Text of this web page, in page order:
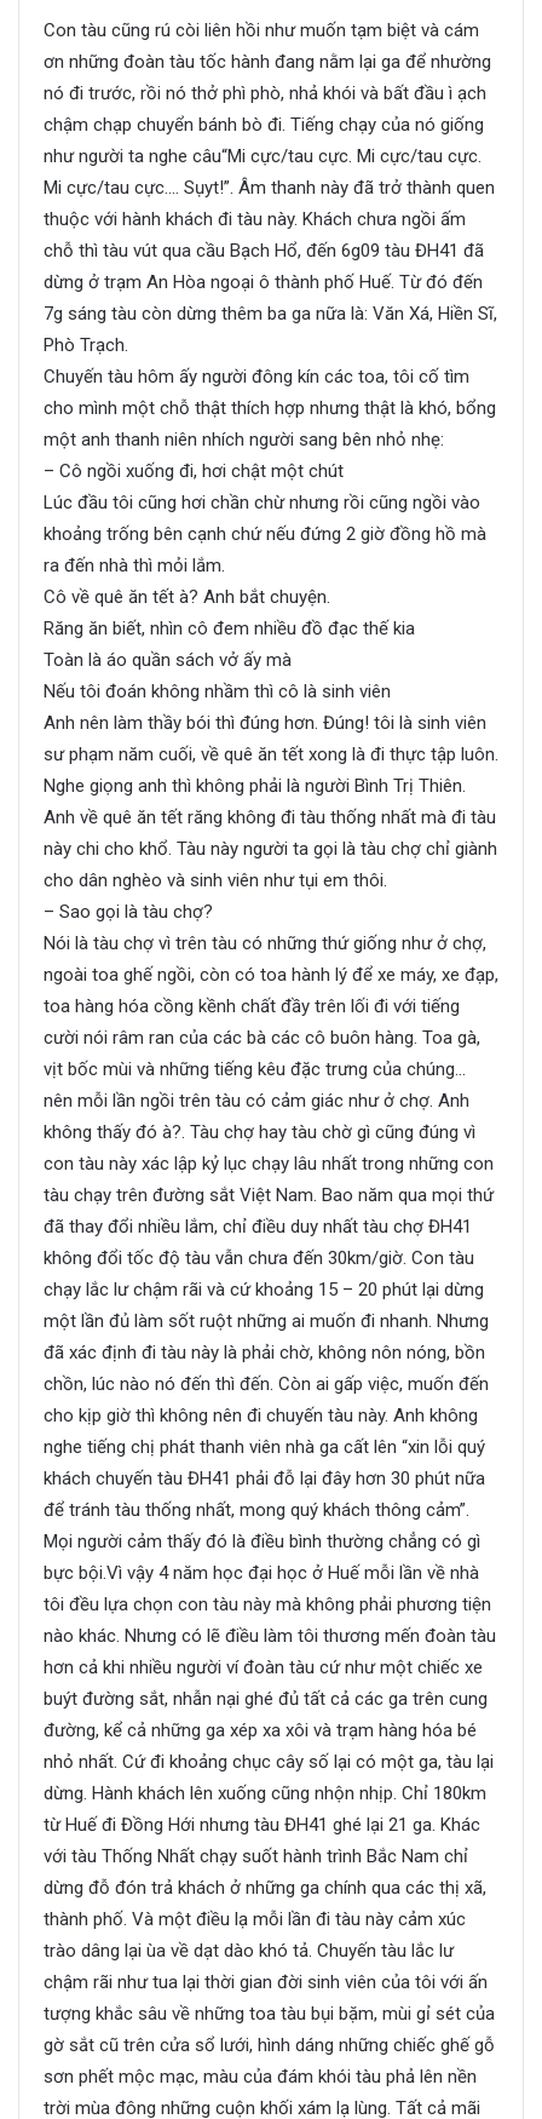
Con tàu cũng rú còi liên hồi như muốn tạm biệt và cám
ơn những đoàn tàu tốc hành đang nằm lại ga để nhường
nó đi trước, rồi nó thở phì phò, nhả khói và bất đầu ì ạch
chậm chạp chuyển bánh bò đi. Tiếng chạy của nó giống
như người ta nghe câu“Mi cực/tau cực. Mi cực/tau cực.
Mi cực/tau cực…. Sụyt!”. Âm thanh này đã trở thành quen
thuộc với hành khách đi tàu này. Khách chưa ngồi ấm
chỗ thì tàu vút qua cầu Bạch Hổ, đến 6g09 tàu ĐH41 đã
dừng ở trạm An Hòa ngoại ô thành phố Huế. Từ đó đến
7g sáng tàu còn dừng thêm ba ga nữa là: Văn Xá, Hiền Sĩ,
Phò Trạch.
Chuyến tàu hôm ấy người đông kín các toa, tôi cố tìm
cho mình một chỗ thật thích hợp nhưng thật là khó, bổng
một anh thanh niên nhích người sang bên nhỏ nhẹ:
– Cô ngồi xuống đi, hơi chật một chút
Lúc đầu tôi cũng hơi chần chừ nhưng rồi cũng ngồi vào
khoảng trống bên cạnh chứ nếu đứng 2 giờ đồng hồ mà
ra đến nhà thì mỏi lắm.
Cô về quê ăn tết à? Anh bắt chuyện.
Răng ăn biết, nhìn cô đem nhiều đồ đạc thế kia
Toàn là áo quần sách vở ấy mà
Nếu tôi đoán không nhầm thì cô là sinh viên
Anh nên làm thầy bói thì đúng hơn. Đúng! tôi là sinh viên
sư phạm năm cuối, về quê ăn tết xong là đi thực tập luôn.
Nghe giọng anh thì không phải là người Bình Trị Thiên.
Anh về quê ăn tết răng không đi tàu thống nhất mà đi tàu
này chi cho khổ. Tàu này người ta gọi là tàu chợ chỉ giành
cho dân nghèo và sinh viên như tụi em thôi.
– Sao gọi là tàu chợ?
Nói là tàu chợ vì trên tàu có những thứ giống như ở chợ,
ngoài toa ghế ngồi, còn có toa hành lý để xe máy, xe đạp,
toa hàng hóa cồng kềnh chất đầy trên lối đi với tiếng
cười nói râm ran của các bà các cô buôn hàng. Toa gà,
vịt bốc mùi và những tiếng kêu đặc trưng của chúng…
nên mỗi lần ngồi trên tàu có cảm giác như ở chợ. Anh
không thấy đó à?. Tàu chợ hay tàu chờ gì cũng đúng vì
con tàu này xác lập kỷ lục chạy lâu nhất trong những con
tàu chạy trên đường sắt Việt Nam. Bao năm qua mọi thứ
đã thay đổi nhiều lắm, chỉ điều duy nhất tàu chợ ĐH41
không đổi tốc độ tàu vẫn chưa đến 30km/giờ. Con tàu
chạy lắc lư chậm rãi và cứ khoảng 15 – 20 phút lại dừng
một lần đủ làm sốt ruột những ai muốn đi nhanh. Nhưng
đã xác định đi tàu này là phải chờ, không nôn nóng, bồn
chồn, lúc nào nó đến thì đến. Còn ai gấp việc, muốn đến
cho kịp giờ thì không nên đi chuyến tàu này. Anh không
nghe tiếng chị phát thanh viên nhà ga cất lên “xin lỗi quý
khách chuyến tàu ĐH41 phải đỗ lại đây hơn 30 phút nữa
để tránh tàu thống nhất, mong quý khách thông cảm”.
Mọi người cảm thấy đó là điều bình thường chẳng có gì
bực bội.Vì vậy 4 năm học đại học ở Huế mỗi lần về nhà
tôi đều lựa chọn con tàu này mà không phải phương tiện
nào khác. Nhưng có lẽ điều làm tôi thương mến đoàn tàu
hơn cả khi nhiều người ví đoàn tàu cứ như một chiếc xe
buýt đường sắt, nhẫn nại ghé đủ tất cả các ga trên cung
đường, kể cả những ga xép xa xôi và trạm hàng hóa bé
nhỏ nhất. Cứ đi khoảng chục cây số lại có một ga, tàu lại
dừng. Hành khách lên xuống cũng nhộn nhịp. Chỉ 180km
từ Huế đi Đồng Hới nhưng tàu ĐH41 ghé lại 21 ga. Khác
với tàu Thống Nhất chạy suốt hành trình Bắc Nam chỉ
dừng đỗ đón trả khách ở những ga chính qua các thị xã,
thành phố. Và một điều lạ mỗi lần đi tàu này cảm xúc
trào dâng lại ùa về dạt dào khó tả. Chuyến tàu lắc lư
chậm rãi như tua lại thời gian đời sinh viên của tôi với ấn
tượng khắc sâu về những toa tàu bụi bặm, mùi gỉ sét của
gờ sắt cũ trên cửa sổ lưới, hình dáng những chiếc ghế gỗ
sơn phết mộc mạc, màu của đám khói tàu phả lên nền
trời mùa đông những cuộn khối xám lạ lùng. Tất cả mãi